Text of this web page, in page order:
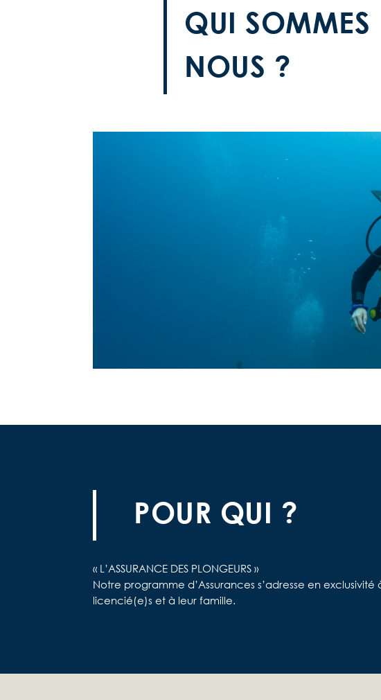
QUI SOMMES
NOUS ?
POUR QUI ?
« L’ASSURANCE DES PLONGEURS »
Notre programme d’Assurances s’adresse en
licencié(e)s et à leur famille.